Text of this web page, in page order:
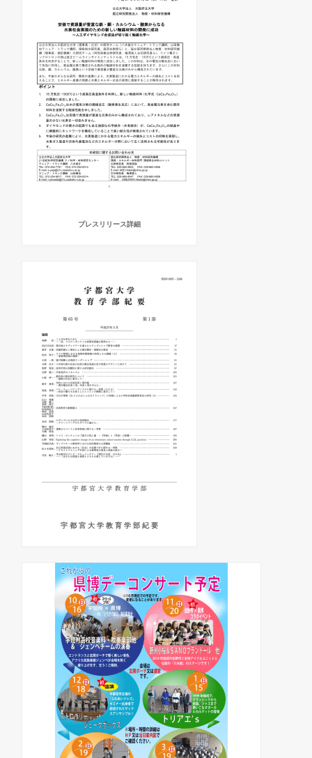
プレスリリース詳細
宇 都 宮 大 学 教 育 学 部 紀 要